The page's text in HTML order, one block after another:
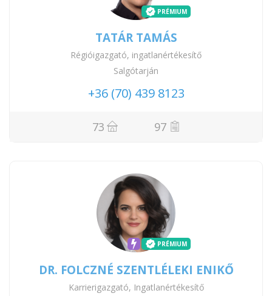
PRÉMIUM
TATÁR TAMÁS
Régióigazgató, ingatlanértékesítő
Salgótarján
+36 (70) 439 8123
73 97
PRÉMIUM
DR. FOLCZNÉ SZENTLÉLEKI ENIKŐ
Karrierigazgató, Ingatlanértékesítő